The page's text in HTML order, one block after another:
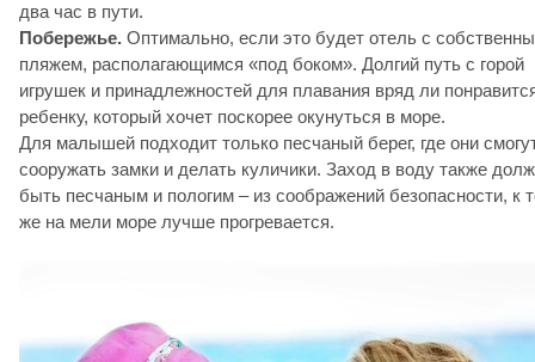
два час в пути.
Побережье. Оптимально, если это будет отель с
пляжем, располагающимся «под боком». Долгий путь с горой
игрушек и принадлежностей для плавания вряд ли
ребенку, который хочет поскорее окунуться в море.
Для малышей подходит только песчаный берег, где они
сооружать замки и делать куличики. Заход в воду также
быть песчаным и пологим – из соображений безопасности, к
же на мели море лучше прогревается.